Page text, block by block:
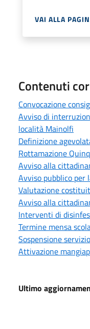
VAI ALLA
Contenuti
Convocazione
Avviso di
località Mainolfi
Definizione
Rottamazione
Avviso alla
Avviso pubblico per
Valutazione
Avviso alla
Interventi di
Termine mensa
Sospensione
Attivazione
Ultimo